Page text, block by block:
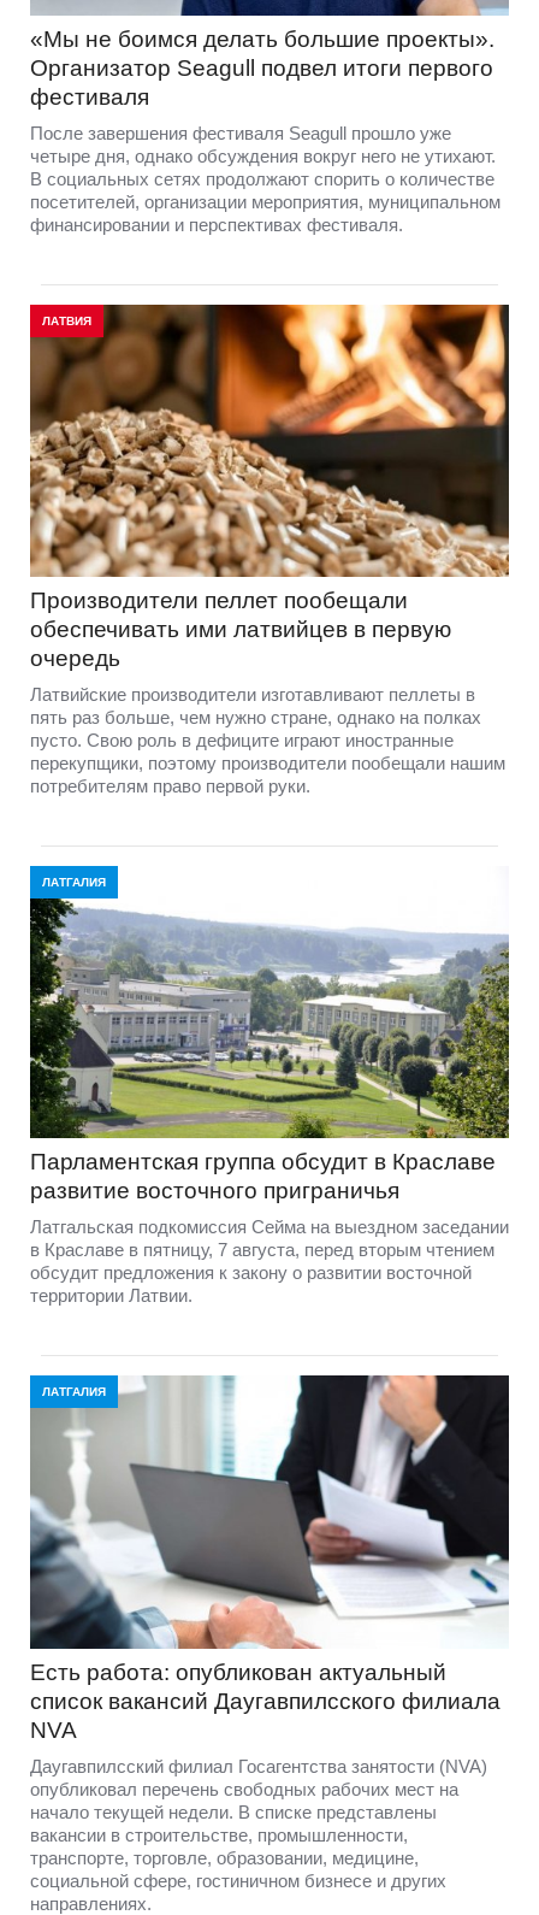
«Мы не боимся делать большие проекты».
Организатор Seagull подвел итоги первого
фестиваля
После завершения фестиваля Seagull прошло уже
четыре дня, однако обсуждения вокруг него не утихают.
В социальных сетях продолжают спорить о количестве
посетителей, организации мероприятия, муниципальном
финансировании и перспективах фестиваля.
ЛАТВИЯ
Производители пеллет пообещали
обеспечивать ими латвийцев в первую
очередь
Латвийские производители изготавливают пеллеты в
пять раз больше, чем нужно стране, однако на полках
пусто. Свою роль в дефиците играют иностранные
перекупщики, поэтому производители пообещали нашим
потребителям право первой руки.
ЛАТГАЛИЯ
Парламентская группа обсудит в Краславе
развитие восточного приграничья
Латгальская подкомиссия Сейма на выездном заседании
в Краславе в пятницу, 7 августа, перед вторым чтением
обсудит предложения к закону о развитии восточной
территории Латвии.
ЛАТГАЛИЯ
Есть работа: опубликован актуальный
список вакансий Даугавпилсского филиала
NVA
Даугавпилсский филиал Госагентства занятости (NVA)
опубликовал перечень свободных рабочих мест на
начало текущей недели. В списке представлены
вакансии в строительстве, промышленности,
транспорте, торговле, образовании, медицине,
социальной сфере, гостиничном бизнесе и других
направлениях.